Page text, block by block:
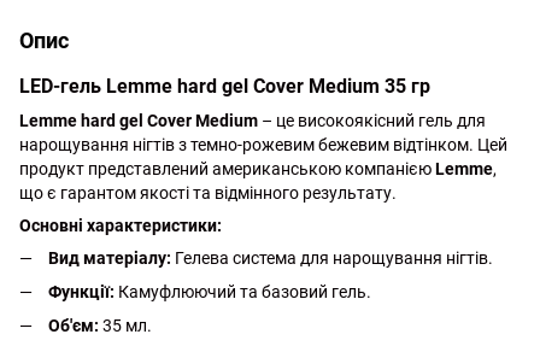
Опис
LED-гель Lemme hard gel Cover Medium 35 гр
Lemme hard gel Cover Medium – це високоякісний гель для
нарощування нігтів з темно-рожевим бежевим відтінком. Цей
продукт представлений американською компанієюLemme,
що є гарантом якості та відмінного результату.
Основні характеристики:
Вид матеріалу: Гелева система для нарощування нігтів.
Функції: Камуфлюючий та базовий гель.
Об'єм: 35 мл.